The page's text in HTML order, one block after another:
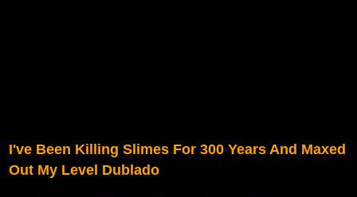
I've Been Killing Slimes For 300 Years And Maxed
Out My Level Dublado